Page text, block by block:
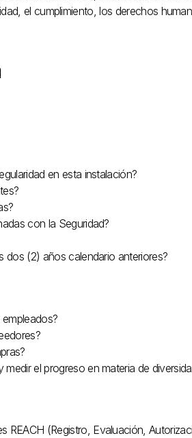
el cumplimiento, los derechos
en esta instalación?
con la Seguridad?
dos (2) años calendario anteriores?
el progreso en materia de
REACH (Registro, Evaluación,